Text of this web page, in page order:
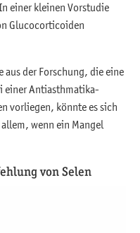
einer kleinen Vorstudie
Glucocorticoiden
aus der Forschung, die eine
einer Antiasthmatika-
vorliegen, könnte es sich
wenn ein Mangel
von Selen